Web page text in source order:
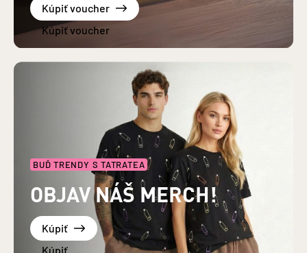
Kúpiť voucher
BUĎ TRENDY S TATRATEA
OBJAV NÁŠ MERCH!
Kúpiť